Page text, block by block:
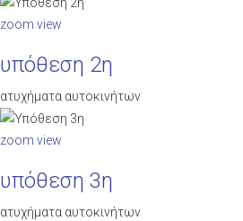
zoom view
υπόθεση 2η
ατυχήματα αυτοκινήτων
zoom view
υπόθεση 3η
ατυχήματα αυτοκινήτων